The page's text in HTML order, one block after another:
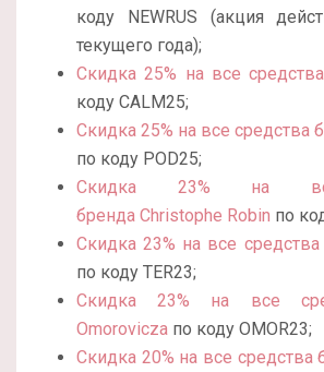
коду NEWRUS (акция
текущего года);
Скидка 25% на все
коду CALM25;
Скидка 25% на все средства
по коду POD25;
Скидка 23% на
бренда Christophe Robin по
Скидка 23% на все
по коду TER23;
Скидка 23% на все
Omorovicza по коду OMOR23;
Скидка 20% на все средства